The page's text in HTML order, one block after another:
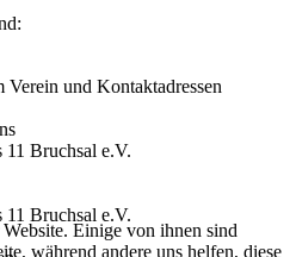
Verein und Kontaktadressen
11 Bruchsal e.V.
11 Bruchsal e.V.
Einige von ihnen sind
während andere uns helfen, diese